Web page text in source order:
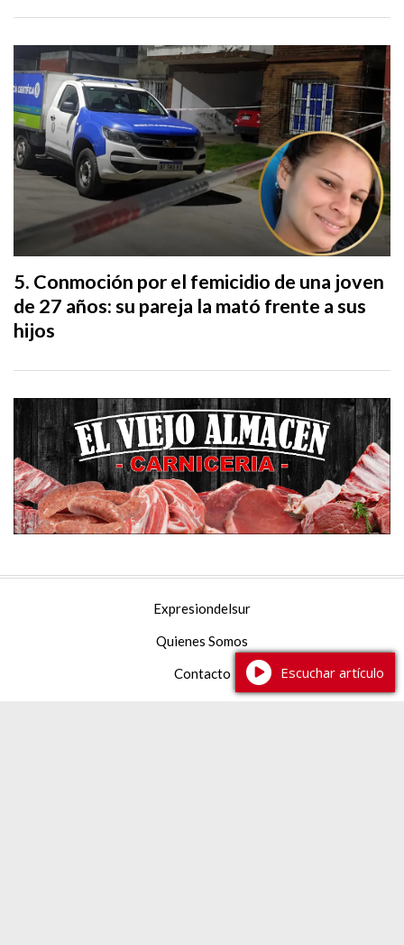
Conmoción por el femicidio de una joven
de 27 años: su pareja la mató frente a sus
hijos
Expresiondelsur
Quienes Somos
Contacto
Escuchar artículo